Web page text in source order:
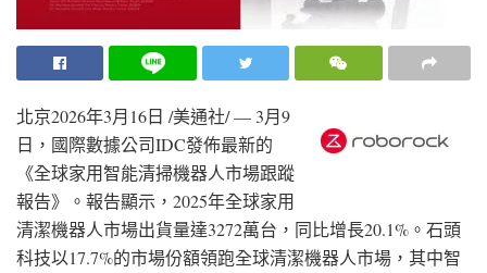
北京2026年3月16日 /美通社/ — 3月9
日，國際數據公司IDC發佈最新的
《全球家用智能清掃機器人市場跟蹤
報告》。報告顯示，2025年全球家用
清潔機器人市場出貨量達3272萬台，同比增長20.1%。石頭
科技以17.7%的市場份額領跑全球清潔機器人市場，其中智